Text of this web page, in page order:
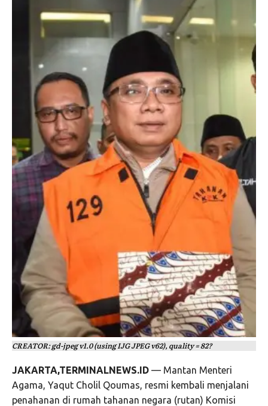
CREATOR: gd-jpeg v1.0 (using IJG JPEG v62), quality = 82?
JAKARTA,TERMINALNEWS.ID — Mantan Menteri
Agama, Yaqut Cholil Qoumas, resmi kembali menjalani
penahanan di rumah tahanan negara (rutan) Komisi